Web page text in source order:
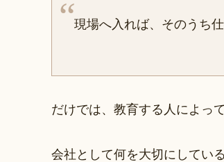
現場へ入れば、そのうち
だけでは、教育する人によっ
会社として何を大切にしている